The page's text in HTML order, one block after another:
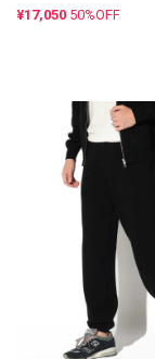
¥17,050 50%OFF